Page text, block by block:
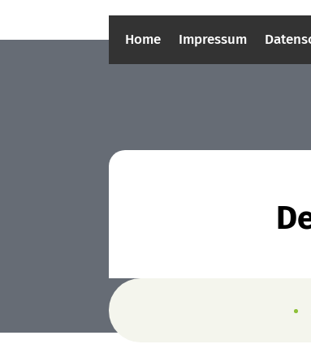
Home Impressum